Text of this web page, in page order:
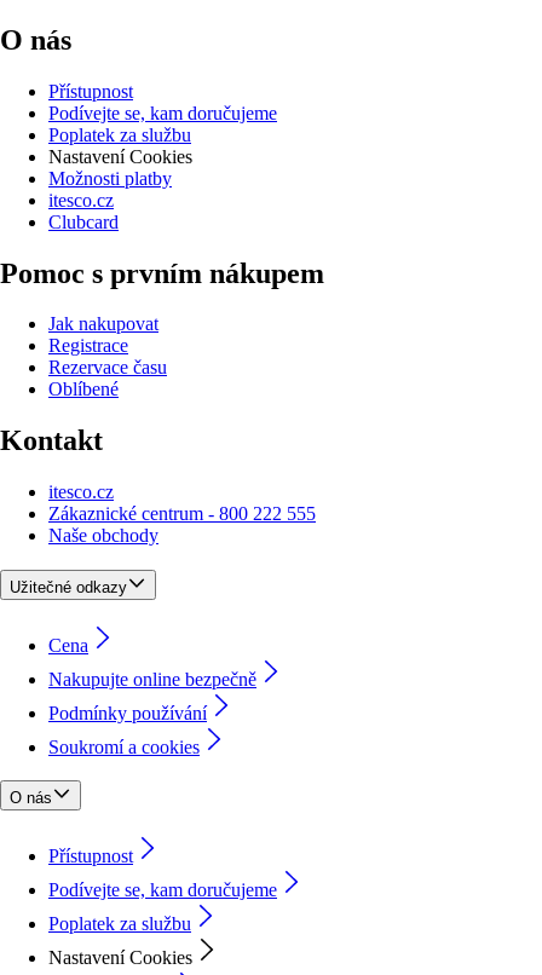
O nás
Přístupnost
Podívejte se, kam doručujeme
Poplatek za službu
Nastavení Cookies
Možnosti platby
itesco.cz
Clubcard
Pomoc s prvním nákupem
Jak nakupovat
Registrace
Rezervace času
Oblíbené
Kontakt
itesco.cz
Zákaznické centrum - 800 222 555
Naše obchody
Užitečné odkazy
Cena
Nakupujte online bezpečně
Podmínky používání
Soukromí a cookies
O nás
Přístupnost
Podívejte se, kam doručujeme
Poplatek za službu
Nastavení Cookies